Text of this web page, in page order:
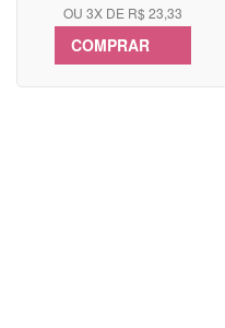
OU 3X DE R$ 23,33
COMPRAR